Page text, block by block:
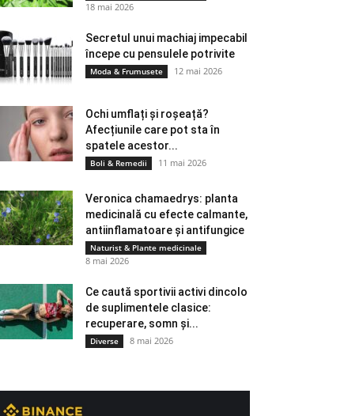
18 mai 2026
Secretul unui machiaj impecabil
începe cu pensulele potrivite
Moda & Frumusete 12 mai 2026
Ochi umflați și roșeață?
Afecțiunile care pot sta în
spatele acestor...
Boli & Remedii 11 mai 2026
Veronica chamaedrys: planta
medicinală cu efecte calmante,
antiinflamatoare și antifungice
Naturist & Plante medicinale
8 mai 2026
Ce caută sportivii activi dincolo
de suplimentele clasice:
recuperare, somn și...
Diverse 8 mai 2026